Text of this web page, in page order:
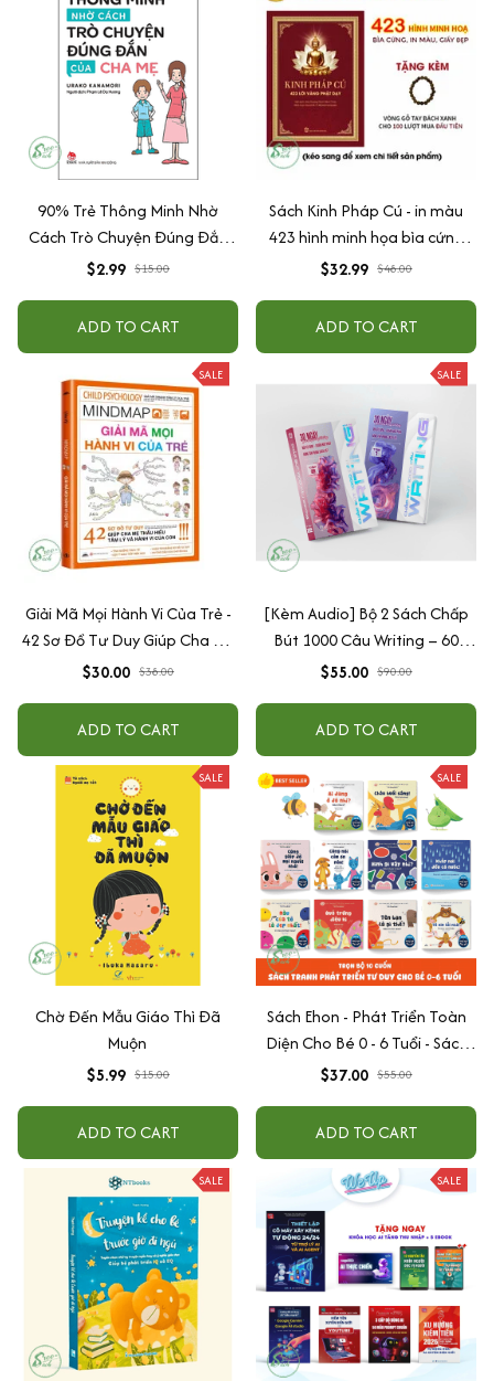
90% Trẻ Thông Minh Nhờ
Cách Trò Chuyện Đúng Đắn
Của Cha Mẹ
$2.99 $15.00
ADD TO CART
Sách Kinh Pháp Cú - in màu
423 hình minh họa bìa cứng
cao cấp + tặng kèm vòng tay
$32.99 $48.00
ADD TO CART
SALE
Giải Mã Mọi Hành Vi Của Trẻ -
42 Sơ Đồ Tư Duy Giúp Cha Mẹ
Thấu Hiểu Tâm Lý Và Hành Vi
$30.00 $38.00
ADD TO CART
SALE
[Kèm Audio] Bộ 2 Sách Chấp
Bút 1000 Câu Writing – 60
Ngày Gieo Trồng Tư Duy
$55.00 $90.00
ADD TO CART
SALE
Chờ Đến Mẫu Giáo Thì Đã
Muộn
$5.99 $15.00
ADD TO CART
SALE
Sách Ehon - Phát Triển Toàn
Diện Cho Bé 0 - 6 Tuổi - Sách
Song Ngữ Việt - Anh
$37.00 $55.00
ADD TO CART
SALE SALE